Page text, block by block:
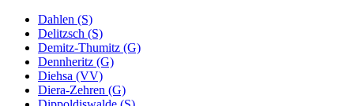
Dahlen (S)
Delitzsch (S)
Demitz-Thumitz (G)
Dennheritz (G)
Diehsa (VV)
Diera-Zehren (G)